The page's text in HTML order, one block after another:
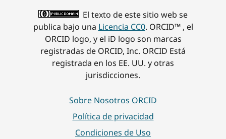
El texto de este sitio web se
publica bajo una Licencia CC0. ORCID™ , el
ORCID logo, y el iD logo son marcas
registradas de ORCID, Inc. ORCID Está
registrada en los EE. UU. y otras
jurisdicciones.
Sobre Nosotros ORCID
Política de privacidad
Condiciones de Uso